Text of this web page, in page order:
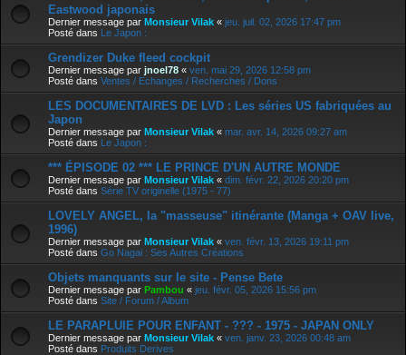
Eastwood japonais
Dernier message par Monsieur Vilak « jeu. juil. 02, 2026 17:47 pm
Posté dans Le Japon :
Grendizer Duke fleed cockpit
Dernier message par jnoel78 « ven. mai 29, 2026 12:58 pm
Posté dans Ventes / Echanges / Recherches / Dons
LES DOCUMENTAIRES DE LVD : Les séries US fabriquées au
Japon
Dernier message par Monsieur Vilak « mar. avr. 14, 2026 09:27 am
Posté dans Le Japon :
*** ÉPISODE 02 *** LE PRINCE D'UN AUTRE MONDE
Dernier message par Monsieur Vilak « dim. févr. 22, 2026 20:20 pm
Posté dans Série TV originelle (1975 - 77)
LOVELY ANGEL, la "masseuse" itinérante (Manga + OAV live,
1996)
Dernier message par Monsieur Vilak « ven. févr. 13, 2026 19:11 pm
Posté dans Go Nagai : Ses Autres Créations
Objets manquants sur le site - Pense Bete
Dernier message par Pambou « jeu. févr. 05, 2026 15:56 pm
Posté dans Site / Forum / Album
LE PARAPLUIE POUR ENFANT - ??? - 1975 - JAPAN ONLY
Dernier message par Monsieur Vilak « ven. janv. 23, 2026 00:48 am
Posté dans Produits Derives